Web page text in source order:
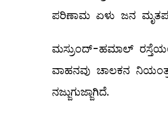
ಪರಿಣಾಮ ಏಳು ಜನ
ಮಸ್ರುಂದ್-ಹಮಾಲ್
ವಾಹನವು ಚಾಲಕನ
ನಜ್ಜುಗುಜ್ಜಾಗಿದೆ.